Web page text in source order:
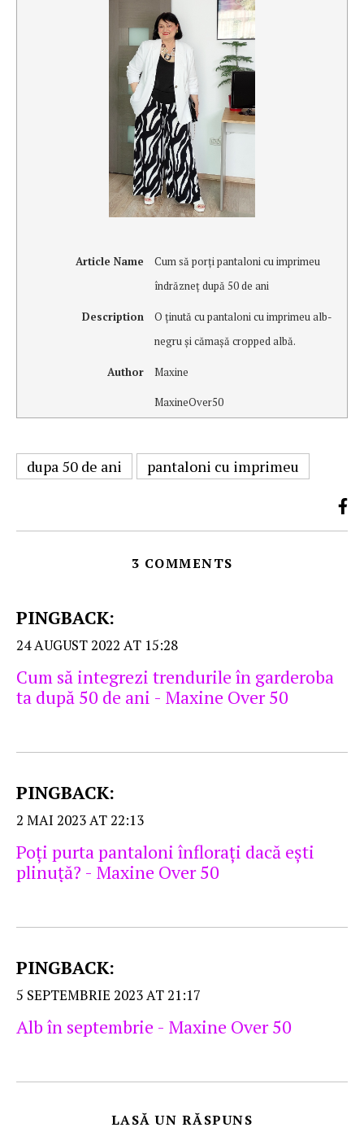
Article Name
Cum să porţi pantaloni cu imprimeu
îndrăzneţ după 50 de ani
Description
O ţinută cu pantaloni cu imprimeu alb-
negru şi cămaşă cropped albă.
Author Maxine
MaxineOver50
dupa 50 de ani pantaloni cu imprimeu
3 COMMENTS
PINGBACK:
24 AUGUST 2022 AT 15:28
Cum să integrezi trendurile în garderoba
ta după 50 de ani - Maxine Over 50
PINGBACK:
2 MAI 2023 AT 22:13
Poţi purta pantaloni înfloraţi dacă eşti
plinuţă? - Maxine Over 50
PINGBACK:
5 SEPTEMBRIE 2023 AT 21:17
Alb în septembrie - Maxine Over 50
LASĂ UN RĂSPUNS